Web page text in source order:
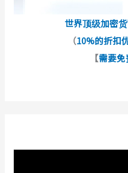
世界顶级加密
（10%的折扣
【需要免